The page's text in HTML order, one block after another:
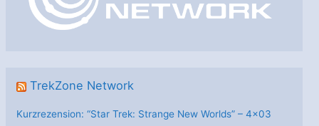
TrekZone Network
Kurzrezension: “Star Trek: Strange New Worlds” – 4×03